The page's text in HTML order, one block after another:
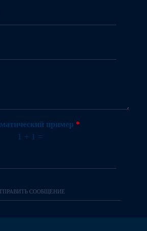
пример *
1 + 1 =